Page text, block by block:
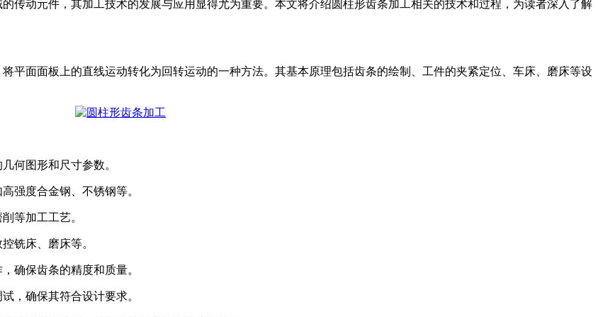
传动元件，其加工技术的发展与应用显得尤为重要。本文将介绍圆柱形齿条加工相关的技术和过程，为读者深入了解
平面面板上的直线运动转化为回转运动的一种方法。其基本原理包括齿条的绘制、工件的夹紧定位、车床、磨床等设
何图形和尺寸参数。
强度合金钢、不锈钢等。
等加工工艺。
铣床、磨床等。
确保齿条的精度和质量。
，确保其符合设计要求。